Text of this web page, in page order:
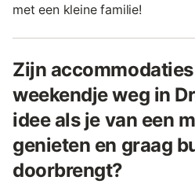
met een kleine familie!
Zijn
weekendje weg in
idee als je van een
genieten en graag
doorbrengt?